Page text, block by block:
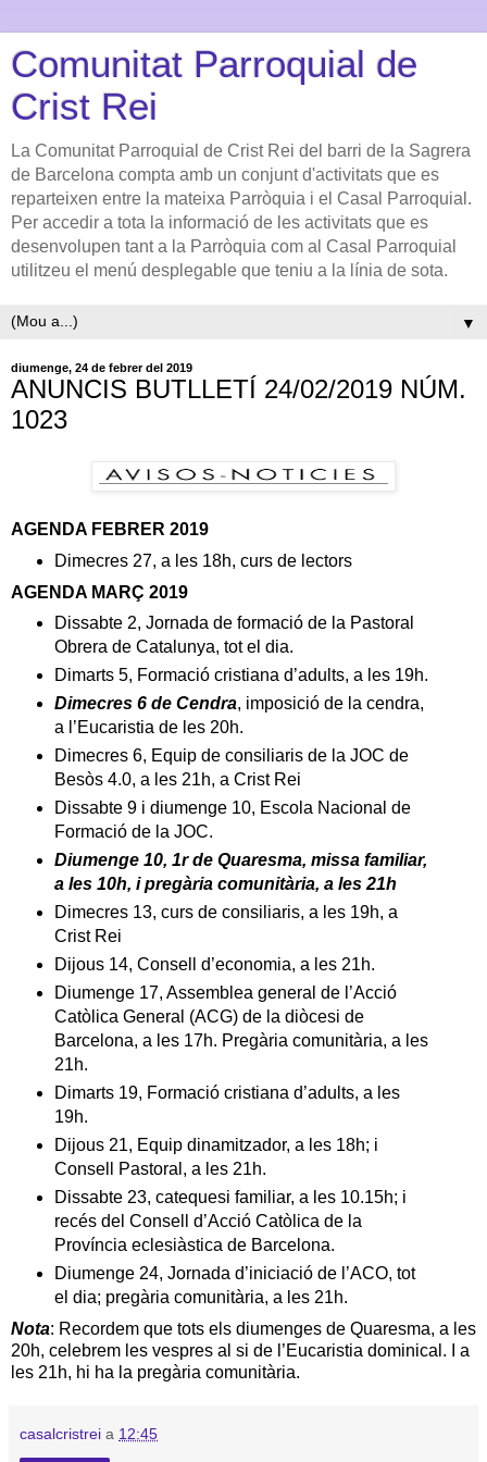
Comunitat Parroquial de
Crist Rei
La Comunitat Parroquial de Crist Rei del barri de la Sagrera
de Barcelona compta amb un conjunt d'activitats que es
reparteixen entre la mateixa Parròquia i el Casal Parroquial.
Per accedir a tota la informació de les activitats que es
desenvolupen tant a la Parròquia com al Casal Parroquial
utilitzeu el menú desplegable que teniu a la línia de sota.
▼
diumenge, 24 de febrer del 2019
ANUNCIS BUTLLETÍ 24/02/2019 NÚM.
1023
AGENDA FEBRER 2019
Dimecres 27, a les 18h, curs de lectors
AGENDA MARÇ 2019
Dissabte 2, Jornada de formació de la Pastoral
Obrera de Catalunya, tot el dia.
Dimarts 5, Formació cristiana d’adults, a les 19h.
Dimecres 6 de Cendra, imposició de la cendra,
a l’Eucaristia de les 20h.
Dimecres 6, Equip de consiliaris de la JOC de
Besòs 4.0, a les 21h, a Crist Rei
Dissabte 9 i diumenge 10, Escola Nacional de
Formació de la JOC.
Diumenge 10, 1r de Quaresma, missa familiar,
a les 10h, i pregària comunitària, a les 21h
Dimecres 13, curs de consiliaris, a les 19h, a
Crist Rei
Dijous 14, Consell d’economia, a les 21h.
Diumenge 17, Assemblea general de l’Acció
Catòlica General (ACG) de la diòcesi de
Barcelona, a les 17h. Pregària comunitària, a les
21h.
Dimarts 19, Formació cristiana d’adults, a les
19h.
Dijous 21, Equip dinamitzador, a les 18h; i
Consell Pastoral, a les 21h.
Dissabte 23, catequesi familiar, a les 10.15h; i
recés del Consell d’Acció Catòlica de la
Província eclesiàstica de Barcelona.
Diumenge 24, Jornada d’iniciació de l’ACO, tot
el dia; pregària comunitària, a les 21h.
Nota: Recordem que tots els diumenges de Quaresma, a les
20h, celebrem les vespres al si de l’Eucaristia dominical. I a
les 21h, hi ha la pregària comunitària.
casalcristrei a 12:45